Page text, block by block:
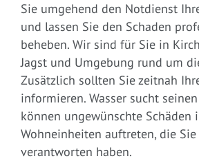
Sie umgehend den Notdienst
und lassen Sie den Schaden
beheben. Wir sind für Sie in
Jagst und Umgebung rund um
Zusätzlich sollten Sie zeitnah
informieren. Wasser sucht
können ungewünschte Schäden
Wohneinheiten auftreten, die Sie
verantworten haben.